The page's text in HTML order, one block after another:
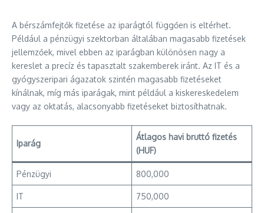
A bérszámfejtők fizetése az iparágtól függően is eltérhet.
Például a pénzügyi szektorban általában magasabb fizetések
jellemzőek, mivel ebben az iparágban különösen nagy a
kereslet a precíz és tapasztalt szakemberek iránt. Az IT és a
gyógyszeripari ágazatok szintén magasabb fizetéseket
kínálnak, míg más iparágak, mint például a kiskereskedelem
vagy az oktatás, alacsonyabb fizetéseket biztosíthatnak.
Iparág
Átlagos havi bruttó fizetés
(HUF)
Pénzügyi 800,000
IT 750,000